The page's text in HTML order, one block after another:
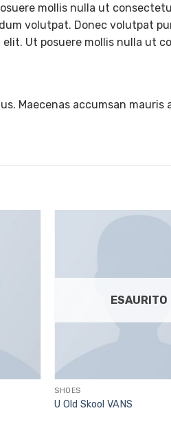
mollis nulla ut
volutpat. Donec volutpat
Ut posuere mollis nulla ut
Maecenas accumsan
ESAURITO
SHOES
U Old Skool VANS